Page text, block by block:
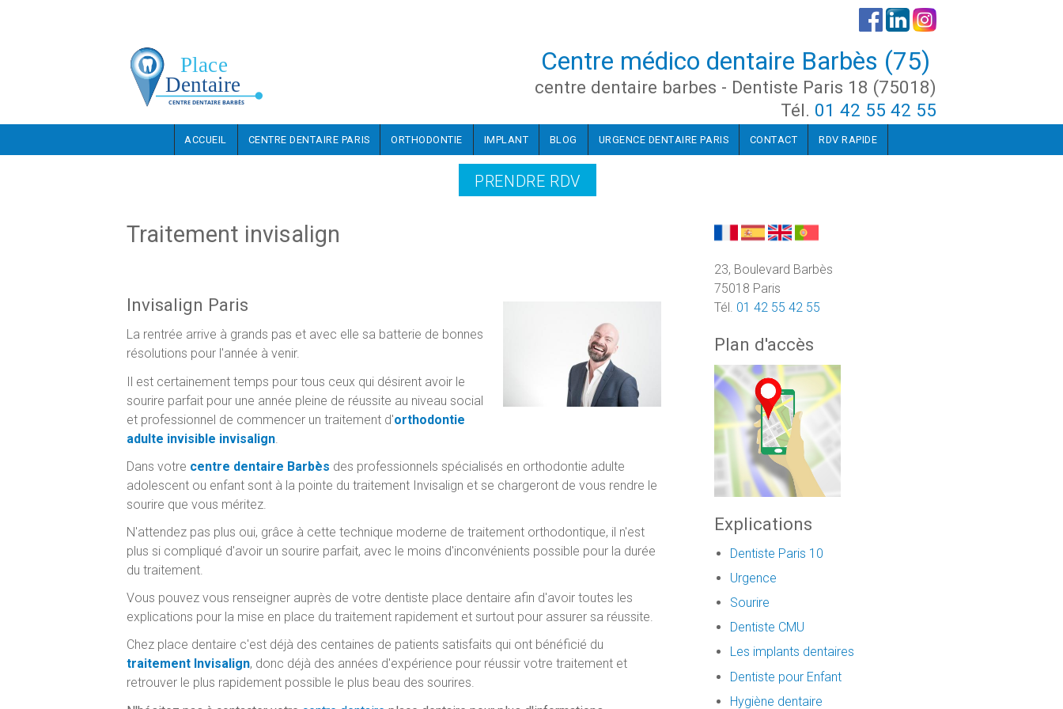
Centre médico dentaire Barbès (75)
centre dentaire barbes - Dentiste Paris 18 (75018)
Tél. 01 42 55 42 55
ACCUEIL CENTRE DENTAIRE PARIS ORTHODONTIE IMPLANT BLOG URGENCE DENTAIRE PARIS CONTACT RDV RAPIDE
PRENDRE RDV
Traitement invisalign
Invisalign Paris
La rentrée arrive à grands pas et avec elle sa batterie de bonnes
résolutions pour l'année à venir.
Il est certainement temps pour tous ceux qui désirent avoir le
sourire parfait pour une année pleine de réussite au niveau social
et professionnel de commencer un traitement d'orthodontie
adulte invisible invisalign
Dans votre centre dentaire Barbès des professionnels spécialisés en orthodontie adulte
adolescent ou enfant sont à la pointe du traitement Invisalign et se chargeront de vous rendre le
sourire que vous méritez.
N'attendez pas plus oui, grâce à cette technique moderne de traitement orthodontique, il n'est
plus si compliqué d'avoir un sourire parfait, avec le moins d'inconvénients possible pour la durée
du traitement.
Vous pouvez vous renseigner auprès de votre dentiste place dentaire afin d'avoir toutes les
explications pour la mise en place du traitement rapidement et surtout pour assurer sa réussite.
Chez place dentaire c'est déjà des centaines de patients satisfaits qui ont bénéficié du
traitement Invisalign, donc déjà des années d'expérience pour réussir votre traitement et
retrouver le plus rapidement possible le plus beau des sourires.
23, Boulevard Barbès
75018 Paris
Tél. 01 42 55 42 55
Plan d'accès
Explications
Dentiste Paris 10
Urgence
Sourire
Dentiste CMU
Les implants dentaires
Dentiste pour Enfant
Hygiène dentaire